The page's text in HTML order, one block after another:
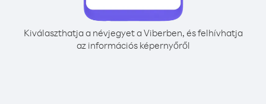
Kiválaszthatja a névjegyet a Viberben, és felhívhatja
az információs képernyőről